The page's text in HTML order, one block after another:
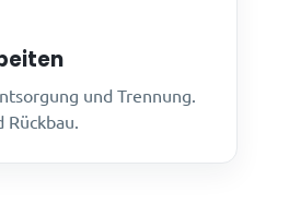
und Trennung.
Rückbau.